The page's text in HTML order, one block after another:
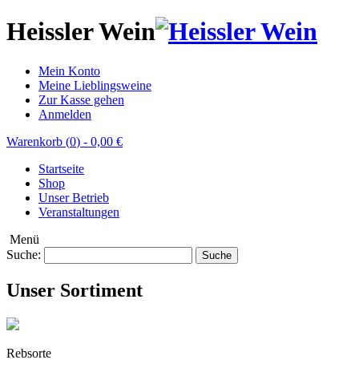
Heissler Wein
Mein Konto
Meine Lieblingsweine
Zur Kasse gehen
Anmelden
Warenkorb (0) - 0,00 €
Startseite
Shop
Unser Betrieb
Veranstaltungen
Menü
Suche:
Suche
Unser Sortiment
Rebsorte